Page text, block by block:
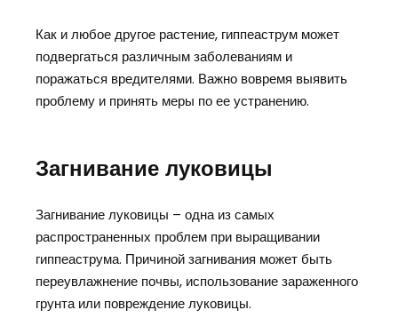
Как и любое другое растение, гиппеаструм может
подвергаться различным заболеваниям и
поражаться вредителями. Важно вовремя выявить
проблему и принять меры по ее устранению.
Загнивание луковицы
Загнивание луковицы – одна из самых
распространенных проблем при выращивании
гиппеаструма. Причиной загнивания может быть
переувлажнение почвы, использование зараженного
грунта или повреждение луковицы.